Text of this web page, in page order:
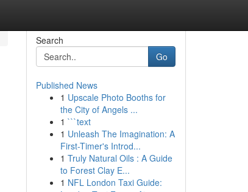
Search
Go
Published News
1 Upscale Photo Booths for
the City of Angels ...
1 ```text
1 Unleash The Imagination: A
First-Timer's Introd...
1 Truly Natural Oils : A Guide
to Forest Clay E...
1 NFL London Taxi Guide: